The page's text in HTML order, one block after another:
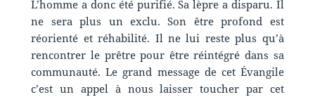
L’homme a donc été purifié. Sa lèpre a disparu. Il
ne sera plus un exclu. Son être profond est
réorienté et réhabilité. Il ne lui reste plus qu’à
rencontrer le prêtre pour être réintégré dans sa
communauté. Le grand message de cet Évangile
c’est un appel à nous laisser toucher par cet